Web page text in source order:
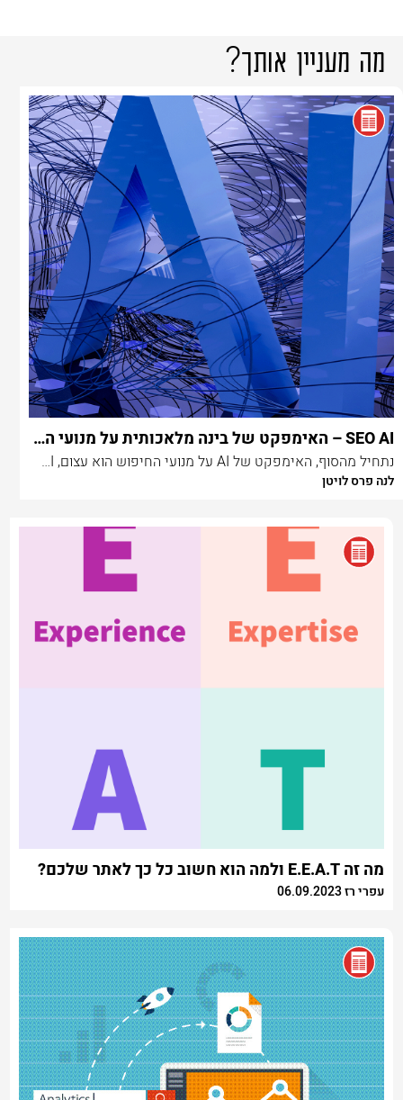
מה מעניין אותך?
SEO AI – האימפקט של בינה מלאכותית על מנועי החיפוש
נתחיל מהסוף, האימפקט של AI על מנועי החיפוש הוא עצום, AI עתיד לשנות את הדרך בה אנחנו חושבים, עובדים ומחפשים תשובות ברחבי הרשת.
לנה פרס לויטן
מה זה E.E.A.T ולמה הוא חשוב כל כך לאתר שלכם?
עפרי רז 06.09.2023